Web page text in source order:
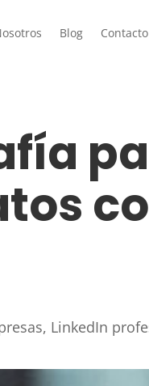
Blog Contacto
, LinkedIn